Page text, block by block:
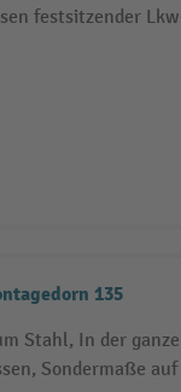
festsitzender
135
Stahl, In der
Sondermaße